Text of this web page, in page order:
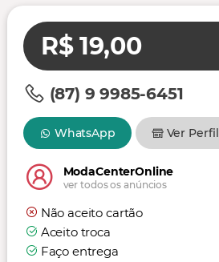
R$ 19,00
(87) 9 9985-6451
WhatsApp Ver Perfil
ModaCenterOnline
ver todos os anúncios
Não aceito cartão
Aceito troca
Faço entrega